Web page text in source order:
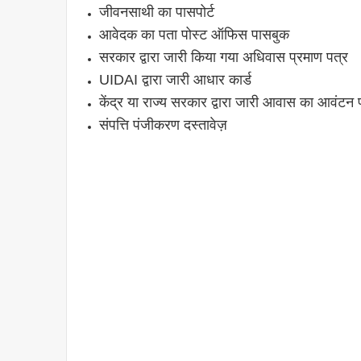
जीवनसाथी का पासपोर्ट
आवेदक का पता पोस्ट ऑफिस पासबुक
सरकार द्वारा जारी किया गया अधिवास प्रमाण पत्र
UIDAI द्वारा जारी आधार कार्ड
केंद्र या राज्य सरकार द्वारा जारी आवास का आवंटन
संपत्ति पंजीकरण दस्तावेज़